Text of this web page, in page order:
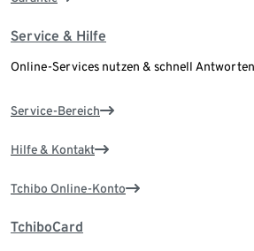
Service & Hilfe
Online-Services nutzen & schnell
Service-Bereich
Hilfe & Kontakt
Tchibo Online-Konto
TchiboCard